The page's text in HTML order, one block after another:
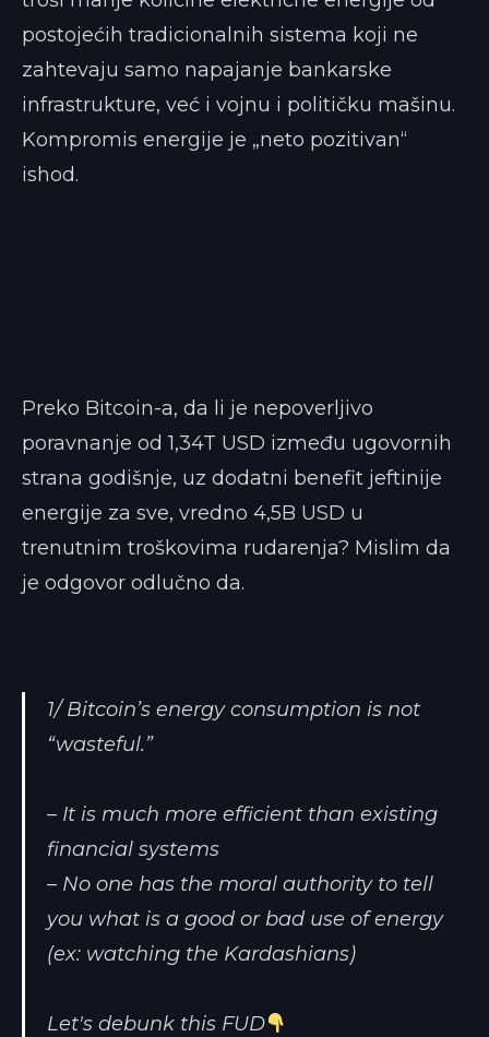
postojećih tradicionalnih sistema koji ne
zahtevaju samo napajanje bankarske
infrastrukture, već i vojnu i političku mašinu.
Kompromis energije je „neto pozitivan“
ishod.
Preko Bitcoin-a, da li je nepoverljivo
poravnanje od 1,34T USD između ugovornih
strana godišnje, uz dodatni benefit jeftinije
energije za sve, vredno 4,5B USD u
trenutnim troškovima rudarenja? Mislim da
je odgovor odlučno da.
1/ Bitcoin’s energy consumption is not
“wasteful.”
– It is much more efficient than existing
financial systems
– No one has the moral authority to tell
you what is a good or bad use of energy
(ex: watching the Kardashians)
Let's debunk this FUD